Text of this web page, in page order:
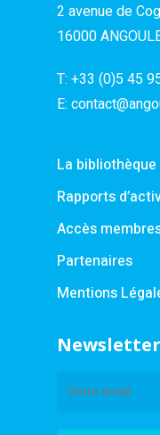
2 avenue de
16000
T: +33 (0)5 45
E:
La bibliothèque
Rapports
Accès
Partenaires
Mentions
Newsletter